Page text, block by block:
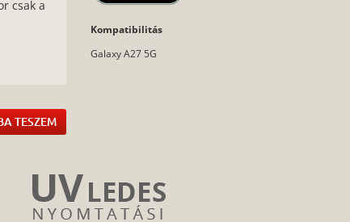
csak a
TESZEM
Kompatibilitás
Galaxy A27 5G